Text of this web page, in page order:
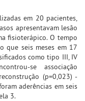
em 20 pacientes,
apresentavam lesão
fisioterápico. O tempo
que seis meses em 17
como tipo III, IV
se associação
(p=0,023) -
aderências em seis
3.